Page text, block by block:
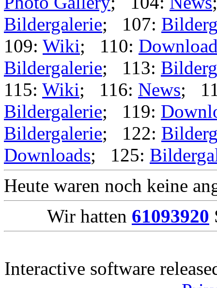
Photo Gallery; 104: News
Bildergalerie; 107:
109: Wiki; 110:
Bildergalerie; 113:
115: Wiki; 116: News;
Bildergalerie; 119:
Bildergalerie; 122:
Downloads; 125:
Heute waren noch keine
Wir hatten 61093920
Interactive software